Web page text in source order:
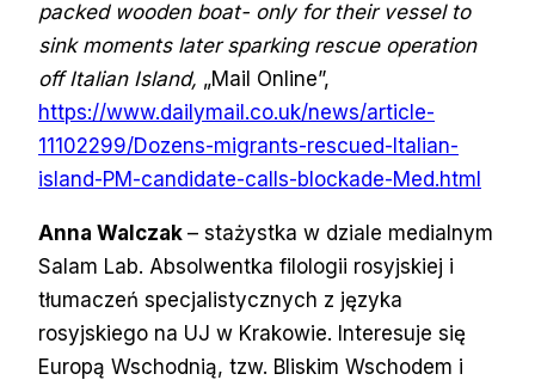
packed wooden boat- only for their vessel to
sink moments later sparking rescue operation
off Italian Island, „Mail Online”,
https://www.dailymail.co.uk/news/article-
11102299/Dozens-migrants-rescued-Italian-
island-PM-candidate-calls-blockade-Med.html
Anna Walczak – stażystka w dziale medialnym
Salam Lab. Absolwentka filologii rosyjskiej i
tłumaczeń specjalistycznych z języka
rosyjskiego na UJ w Krakowie. Interesuje się
Europą Wschodnią, tzw. Bliskim Wschodem i